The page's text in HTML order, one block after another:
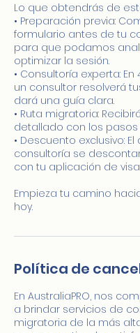
Lo que obtendrás de
• Preparación previa:
formulario antes de tu
para que podamos
optimizar la sesión.
• Consultoría experta: En
un consultor resolverá
dará una guía clara.
• Ruta migratoria:
detallado con los pasos
• Descuento exclusivo:
consultoría se
con tu aplicación de visa.
Empieza tu camino
hoy.
Política de
En AustraliaPRO, nos
a brindar servicios de
migratoria de la más